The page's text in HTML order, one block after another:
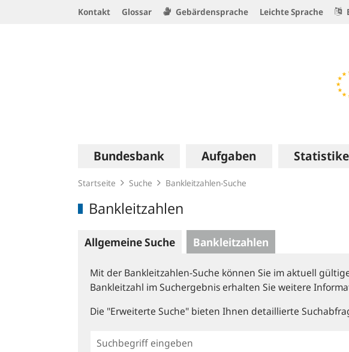
Kontakt Glossar Gebärdensprache Leichte Sprache
Hauptnavigation
Bundesbank Aufgaben
Startseite Suche Bankleitzahlen-Suche
Bankleitzahlen
Allgemeine Suche Bankleitzahlen
Mit der Bankleitzahlen-Suche können Sie im aktuell
Bankleitzahl im Suchergebnis erhalten Sie weitere
Die "Erweiterte Suche" bieten Ihnen detaillierte
Einfache